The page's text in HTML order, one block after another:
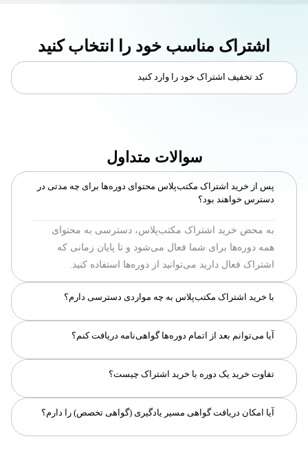
اشتراک مناسب خود را انتخاب کنید
کد تخفیف اشتراک خود را وارد کنید
اعمال
سوالات متداول
پس از خرید اشتراک مکتب‌پلاس محتوای دوره‌ها برای چه مدتی در
دسترس خواهند بود؟
به محض خرید اشتراک مکتب‌پلاس، دسترسی به محتوای
همه دوره‌ها برای شما فعال می‌شود و تا پایان زمانی که
اشتراک فعال دارید می‌توانید از دوره‌ها استفاده کنید.
با خرید اشتراک مکتب‌پلاس به چه مواردی دسترسی دارم؟
با خرید این اشتراک، شما به همه ویدیو‌ها و کوییزهای تمام
دوره‌ها دسترسی خواهید داشت. این اشتراک شامل پروژه‌ها،
تالار گفتگو، منتورینگ و امکان دانلود جلسات نمی‌شود.
آیا می‌توانم بعد از اتمام دوره‌ها گواهی‌نامه دریافت کنم؟
بله، برای دوره‌هایی که توسط مکتب‌خونه برگزار می‌شوند -
دوره را دریافت کنید.
تفاوت خرید یک دوره با خرید اشتراک چیست؟
در صورت خرید یک دوره، دسترسی به همان دوره برای شما
فعال می‌شود؛ ولی در اشتراک مکتب‌پلاس شما به محتوای
همه‌ی دوره‌ها دسترسی دارید. قابل توجه است در خرید یک
دوره‌، اگر دوره پروژه داشته باشد، شما به پروژه و خدمات
آیا امکان دریافت گواهی مسیر یادگیری (گواهی تخصص) را دارم؟
علاوه‌بر گذراندن محتوای دوره، با ارسال تمارین و پروژه‌های